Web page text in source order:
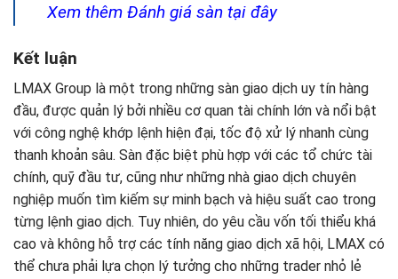
Xem thêm Đánh giá sàn tại đây
Kết luận
LMAX Group là một trong những sàn giao dịch uy tín hàng
đầu, được quản lý bởi nhiều cơ quan tài chính lớn và nổi bật
với công nghệ khớp lệnh hiện đại, tốc độ xử lý nhanh cùng
thanh khoản sâu. Sàn đặc biệt phù hợp với các tổ chức tài
chính, quỹ đầu tư, cũng như những nhà giao dịch chuyên
nghiệp muốn tìm kiếm sự minh bạch và hiệu suất cao trong
từng lệnh giao dịch. Tuy nhiên, do yêu cầu vốn tối thiểu khá
cao và không hỗ trợ các tính năng giao dịch xã hội, LMAX có
thể chưa phải lựa chọn lý tưởng cho những trader nhỏ lẻ